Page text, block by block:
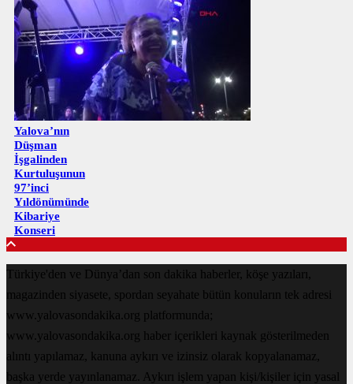
Yalova’nın
Düşman
İşgalinden
Kurtuluşunun
97’inci
Yıldönümünde
Kibariye
Konseri
Türkiye'den ve Dünya’dan son dakika haberler, köşe yazıları,
magazinden siyasete, spordan seyahate bütün konuların tek adresi
www.yalovasondakika.org platformunda;
www.yalovasondakika.org haber içerikleri kaynak gösterilmeden
alıntı yapılamaz, kanuna aykırı ve izinsiz olarak kopyalanamaz,
başka yerde yayınlanamaz. Aykırı işlem yapan kişi/kişiler için yasal